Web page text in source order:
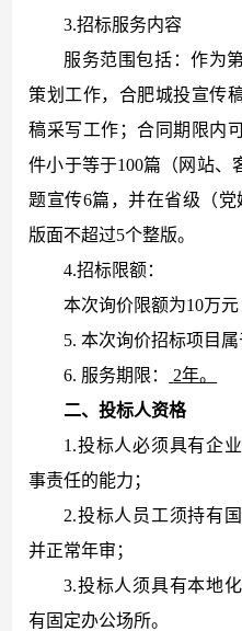
3.招标服务内容
服务范围包括：作为
策划工作，合肥城投宣传
稿采写工作；合同期限内
件小于等于100篇（网站、
题宣传6篇，并在省级（
版面不超过5个整版。
4.招标限额：
本次询价限额为10万元
5. 本次询价招标项目
6. 服务期限：
2年。
二、投标人资格
1.投标人必须具有企
事责任的能力；
2.投标人员工须持有
并正常年审；
3.投标人须具有本地
有固定办公场所。